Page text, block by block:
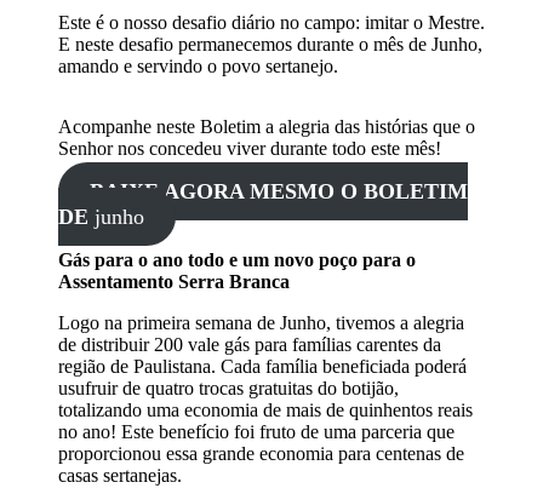
Este é o nosso desafio diário no campo: imitar o Mestre.
E neste desafio permanecemos durante o mês de Junho,
amando e servindo o povo sertanejo.
Acompanhe neste Boletim a alegria das histórias que o
Senhor nos concedeu viver durante todo este mês!
BAIXE AGORA MESMO O BOLETIM
DE junho
Gás para o ano todo e um novo poço para o
Assentamento Serra Branca
Logo na primeira semana de Junho, tivemos a alegria
de distribuir 200 vale gás para famílias carentes da
região de Paulistana. Cada família beneficiada poderá
usufruir de quatro trocas gratuitas do botijão,
totalizando uma economia de mais de quinhentos reais
no ano! Este benefício foi fruto de uma parceria que
proporcionou essa grande economia para centenas de
casas sertanejas.